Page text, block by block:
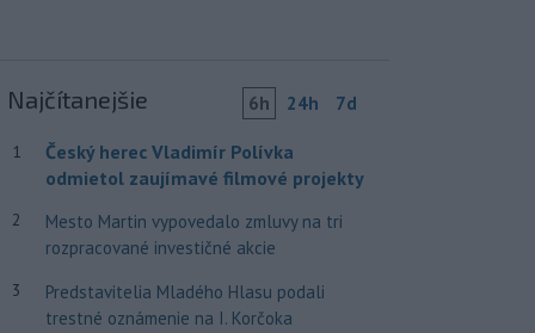
Najčítanejšie 6h 24h 7d
1
Český herec Vladimír Polívka
odmietol zaujímavé filmové projekty
2
Mesto Martin vypovedalo zmluvy na tri
rozpracované investičné akcie
3
Predstavitelia Mladého Hlasu podali
trestné oznámenie na I. Korčoka